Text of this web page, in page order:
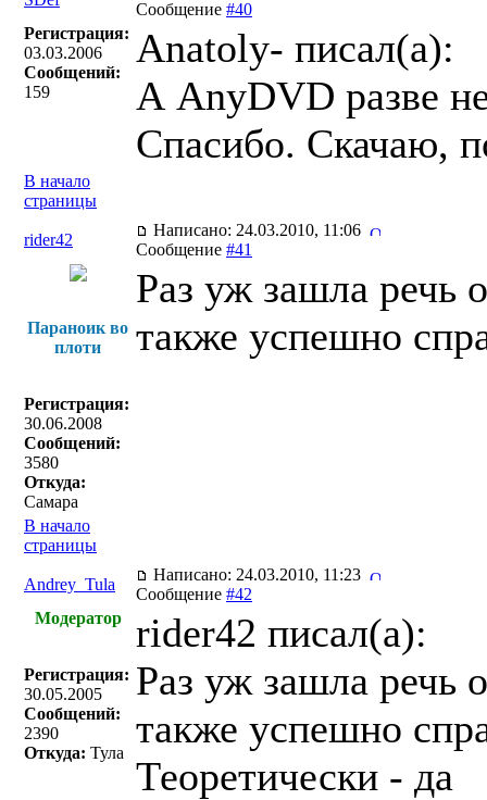
Сообщение #40
Регистрация:
03.03.2006
Сообщений:
159
Anatoly- писал(a):
А AnyDVD разве
Спасибо. Скачаю,
В начало
страницы
rider42
Написано: 24.03.2010, 11:06
Сообщение #41
Параноик во
плоти
Регистрация:
30.06.2008
Сообщений:
3580
Откуда:
Самара
Раз уж зашла речь
также успешно
В начало
страницы
Andrey_Tula
Написано: 24.03.2010, 11:23
Сообщение #42
Модератор
Регистрация:
30.05.2005
Сообщений:
2390
Откуда: Тула
rider42 писал(a):
Раз уж зашла речь
также успешно
Теоретически - да